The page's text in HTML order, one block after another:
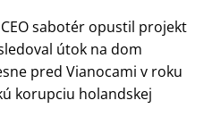
sabotér opustil projekt
útok na dom
pred Vianocami v roku
korupciu holandskej